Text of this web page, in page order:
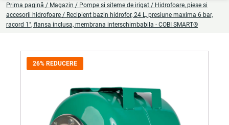
Prima pagină / Magazin / Pompe si siteme de irigat / Hidrofoare, piese si
accesorii hidrofoare / Recipient bazin hidrofor, 24 L, presiune maxima 6 bar,
racord 1", flansa inclusa, membrana interschimbabila - COBI SMART®
26% REDUCERE